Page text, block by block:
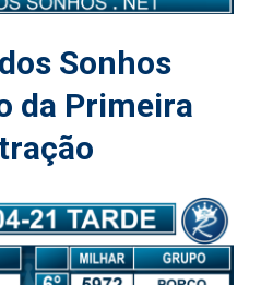
Sonhos
da Primeira